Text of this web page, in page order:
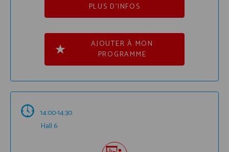
PLUS D'INFOS
AJOUTER À MON
PROGRAMME
14:00-14:30
Hall 6